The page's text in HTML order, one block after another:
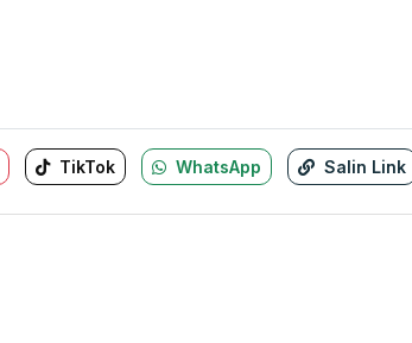
TikTok WhatsApp Salin Link